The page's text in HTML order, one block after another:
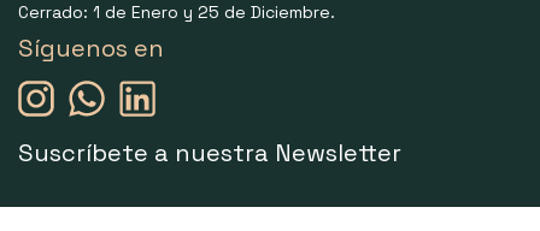
Cerrado: 1 de Enero y 25 de Diciembre.
Síguenos en
Suscríbete a nuestra Newsletter